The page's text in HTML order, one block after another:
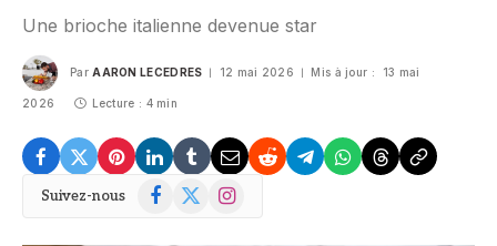
Une brioche italienne devenue star
Par AARON LECEDRES 12 mai 2026 Mis à jour : 13 mai
2026 Lecture : 4 min
Suivez-nous Facebook
X
Instagram